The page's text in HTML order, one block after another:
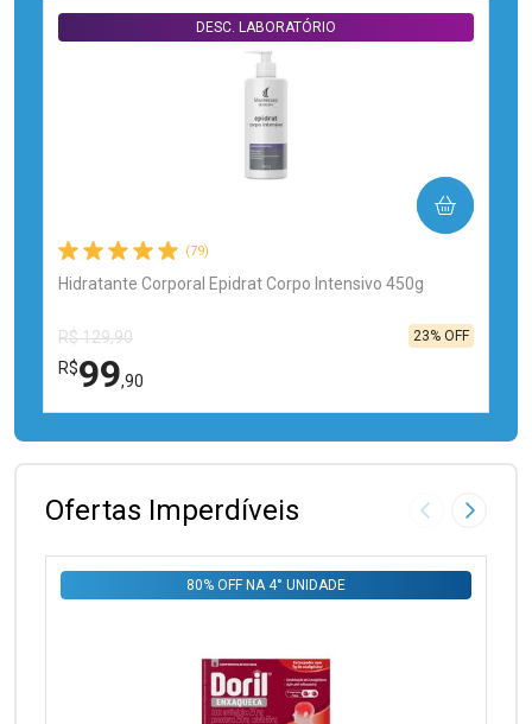
(79)
Hidratante Corporal Epidrat Corpo Intensivo 450g
DESC. LABORATÓRIO
R$ 129,90
R$99,90
23% OFF
COMPRAR
FECHAR
FECHAR
Ofertas Imperdíveis Imagem
80% OFF NA 4° UNIDADE